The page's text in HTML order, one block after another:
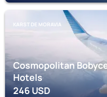
KARST DE MORAVIA
Cosmopolitan
Hotels
246USD